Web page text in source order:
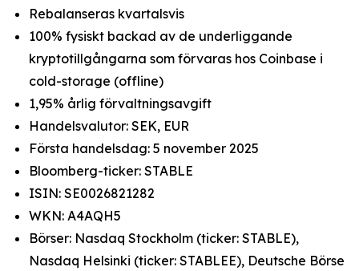
Rebalanseras kvartalsvis
100% fysiskt backad av de underliggande
kryptotillgångarna som förvaras hos Coinbase i
cold-storage (offline)
1,95% årlig förvaltningsavgift
Handelsvalutor: SEK, EUR
Första handelsdag: 5 november 2025
Bloomberg-ticker: STABLE
ISIN: SE0026821282
WKN: A4AQH5
Börser: Nasdaq Stockholm (ticker: STABLE),
Nasdaq Helsinki (ticker: STABLEE), Deutsche Börse